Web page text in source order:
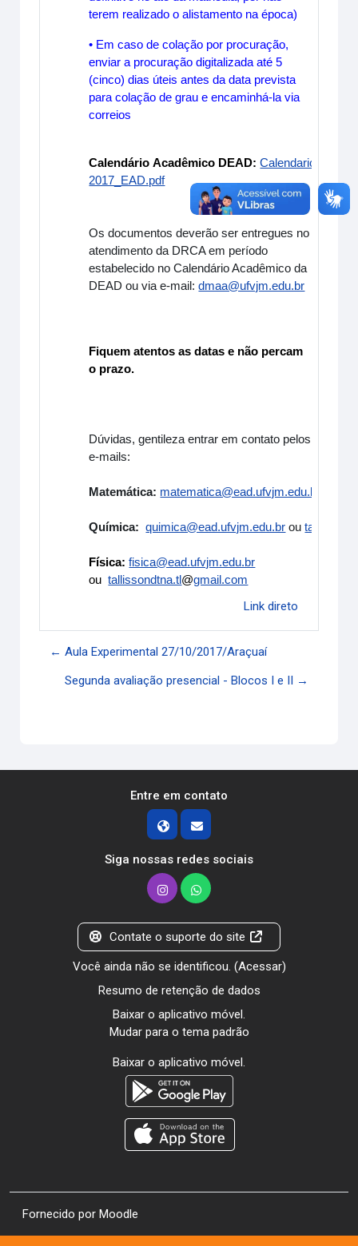
terem realizado o alistamento na época)
• Em casode colação por procuração,
enviar a procuração digitalizada até 5
(cinco) dias úteis antes da data prevista
para colaçãode grau e encaminhá-la via
correios
Calendário Acadêmico DEAD:Calendario-
2017_EAD.pdf
Os documentos deverão ser entregues no
atendimento da DRCA em período
estabelecido no Calendário Acadêmico da
DEAD ou via e-mail:dmaa@ufvjm.edu.br
Fiquem atentos as datas e não percam
o prazo.
Dúvidas, gentileza entrar em contato pelos
e-mails:
Matemática: matematica@ead.ufvjm.edu.br
Química: quimica@ead.ufvjm.edu.br ou
Física: fisica@ead.ufvjm.edu.br
ou tallissondtna.tl@gmail.com
Link direto
← Aula Experimental 27/10/2017/Araçuaí
Segunda avaliação presencial - Blocos I e II →
Entre em contato
Siga nossas redes sociais
Contate o suporte do site
Você ainda não se identificou. (Acessar)
Resumo de retenção de dados
Baixar o aplicativo móvel.
Mudar para o tema padrão
Baixar o aplicativo móvel.
Fornecido por Moodle